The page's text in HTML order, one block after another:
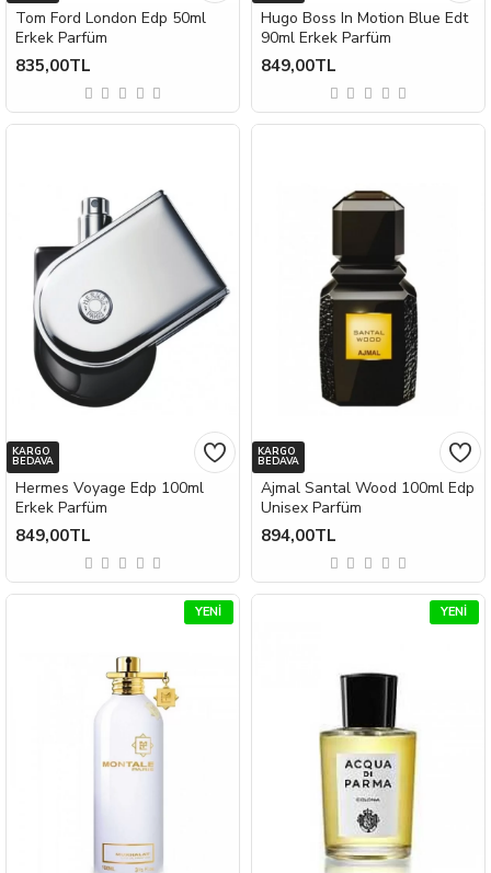
Tom Ford London Edp 50ml
Erkek Parfüm
835,00TL
Hugo Boss In Motion Blue Edt
90ml Erkek Parfüm
849,00TL
KARGO
BEDAVA
Hermes Voyage Edp 100ml
Erkek Parfüm
849,00TL
KARGO
BEDAVA
Ajmal Santal Wood 100ml Edp
Unisex Parfüm
894,00TL
YENI YENI